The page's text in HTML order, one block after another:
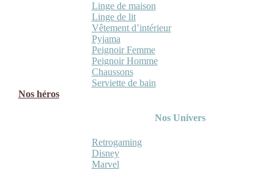
Linge de maison
Linge de lit
Vêtement d’intérieur
Pyjama
Peignoir Femme
Peignoir Homme
Chaussons
Serviette de bain
Nos héros
Nos Univers
Retrogaming
Disney
Marvel